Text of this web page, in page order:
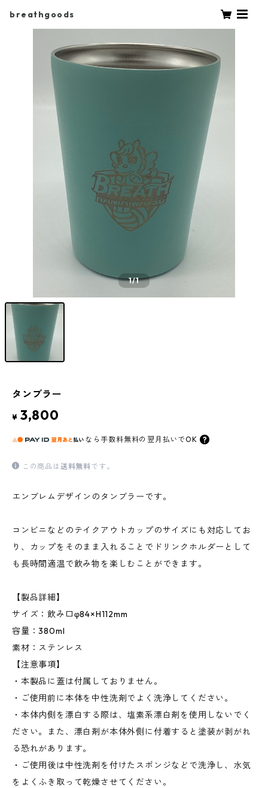
breathgoods
1/1
タンブラー
¥ 3,800
なら 手数料無料の 翌月払いでOK
この商品は送料無料です。
エンブレムデザインのタンブラーです。
コンビニなどのテイクアウトカップのサイズにも対応してお
り、カップをそのまま入れることでドリンクホルダーとして
も長時間適温で飲み物を楽しむことができます。
【製品詳細】
サイズ：飲み口φ84×H112mm
容量：380ml
素材：ステンレス
【注意事項】
・本製品に蓋は付属しておりません。
・ご使用前に本体を中性洗剤でよく洗浄してください。
・本体内側を漂白する際は、塩素系漂白剤を使用しないでく
ださい。また、漂白剤が本体外側に付着すると塗装が剥がれ
る恐れがあります。
・ご使用後は中性洗剤を付けたスポンジなどで洗浄し、水気
をよくふき取って乾燥させてください。